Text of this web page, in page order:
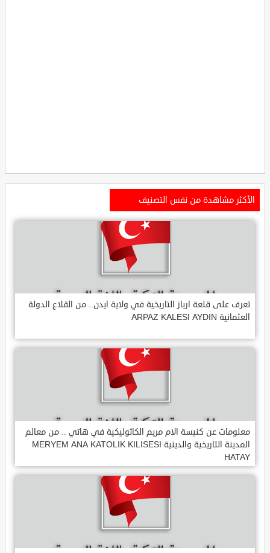
الأكثر مشاهدة من نفس التصنيف
تعرف على قلعة ارباز التاريخية في ولاية ايدن.. من القلاع الدولة
العثمانية ARPAZ KALESI AYDIN
معلومات عن كنيسة الام مريم الكاثوليكية في هاتي .. من معالم
المدينة التاريخية والدينية MERYEM ANA KATOLIK KILISESI
HATAY